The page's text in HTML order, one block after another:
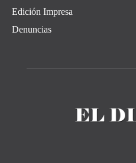
Edición Impresa
Denuncias